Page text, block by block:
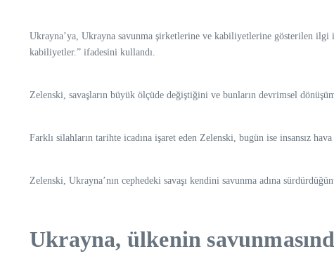
Ukrayna’ya, Ukrayna savunma şirketlerine ve kabiliyetlerine gösterilen
kabiliyetler.” ifadesini kullandı.
Zelenski, savaşların büyük ölçüde değiştiğini ve bunların devrimsel
Farklı silahların tarihte icadına işaret eden Zelenski, bugün ise insansız
Zelenski, Ukrayna’nın cephedeki savaşı kendini savunma adına
Ukrayna, ülkenin